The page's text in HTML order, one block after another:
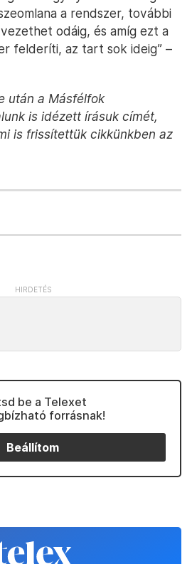
a rendszer, további
odáig, és amíg ezt a
felderíti, az tart sok ideig” –
után a Másfélfok
is idézett írásuk címét,
is frissítettük cikkünkben az
be a Telexet
forrásnak!
Beállítom